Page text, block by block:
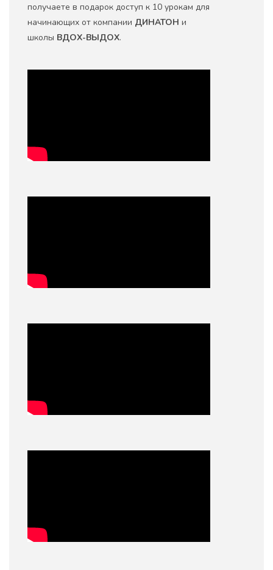
получаете в подарок доступ к 10 урокам для
начинающих от компании ДИНАТОН и
школы ВДОХ-ВЫДОХ.